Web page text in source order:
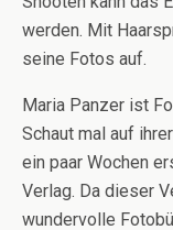
werden. Mit
seine Fotos auf.
Maria Panzer ist
Schaut mal auf
ein paar Wochen
Verlag. Da dieser
wundervolle